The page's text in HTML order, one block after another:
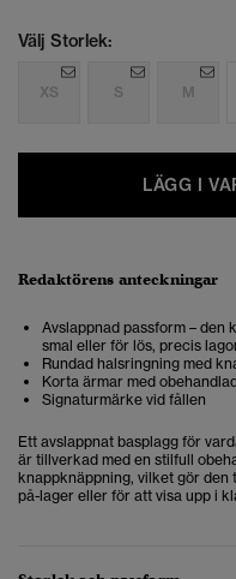
Välj Storlek:
XS S M
LÄGG I
Redaktörens anteckningar
Avslappnad passform – den
smal eller för lös, precis
Rundad halsringning med
Korta ärmar med
Signaturmärke vid fållen
Ett avslappnat basplagg för
är tillverkad med en stilfull
knappknäppning, vilket gör
på-lager eller för att visa upp i